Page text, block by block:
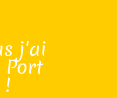
j'ai
Port